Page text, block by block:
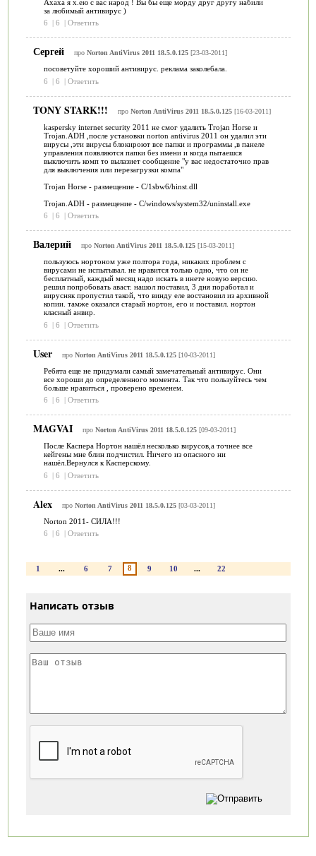
Ахаха я х.ею с вас народ ! Вы бы еще морду друг другу набили
за любимый антивирус )
6
| 6 | Ответить
Сергей про Norton AntiVirus 2011 18.5.0.125[23-03-2011]
посоветуйте хороший антивирус. реклама заколебала.
6
| 6 | Ответить
TONY STARK!!! про Norton AntiVirus 2011 18.5.0.125[16-03-2011]
kaspersky internet security 2011 не смог удалить Trojan Horse и
Trojan.ADH ,после установки norton antivirus 2011 он удалил эти
вирусы ,эти вирусы блокироют все папки и программы ,в панеле
управления появляются папки без имени и когда пытаешся
выключить комп то вылазиет сообщение "у вас недостаточно прав
для выключения или перезагрузки компа"
Trojan Horse - размещение - С/1sbw6/hinst.dll
Trojan.ADH - размещение - С/windows/system32/uninstall.exe
6
| 6 | Ответить
Валерий про Norton AntiVirus 2011 18.5.0.125[15-03-2011]
пользуюсь нортоном уже полтора года, никаких проблем с
вирусами не испытывал. не нравится только одно, что он не
бесплатный, каждый месяц надо искать в инете новую версию.
решил попробовать аваст. нашол поставил, 3 дня поработал и
вирусняк пропустил такой, что винду еле востановил из архивной
копии. тамже оказался старый нортон, его и поставил. нортон
класный анвир.
6
| 6 | Ответить
User про Norton AntiVirus 2011 18.5.0.125[10-03-2011]
Ребята еще не придумали самый замечательный антивирус. Они
все хороши до определенного момента. Так что пользуйтесь чем
больше нравиться , проверено временем.
6
| 6 | Ответить
MAGVAI про Norton AntiVirus 2011 18.5.0.125[09-03-2011]
После Каспера Нортон нашёл несколько вирусов,а точнее все
кейгены мне блин подчистил. Ничего из опасного ни
нашёл.Вернулся к Касперскому.
6
| 6 | Ответить
Alex про Norton AntiVirus 2011 18.5.0.125[03-03-2011]
Norton 2011- СИЛА!!!
6
| 6 | Ответить
1 ... 6 7 8 9 10 ... 22
Написать отзыв